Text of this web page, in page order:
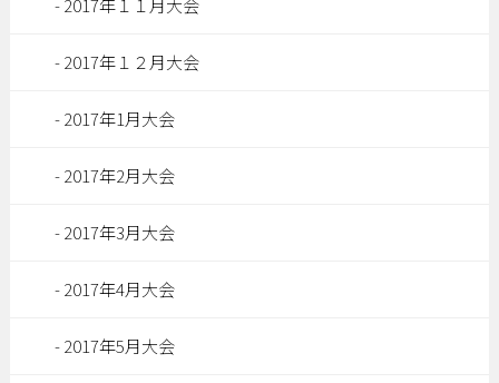
2017年１２月大会
2017年1月大会
2017年2月大会
2017年3月大会
2017年4月大会
2017年5月大会